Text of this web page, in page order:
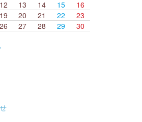
12 13 14 15
16
19 20 21 22
23
26 27 28 29 30